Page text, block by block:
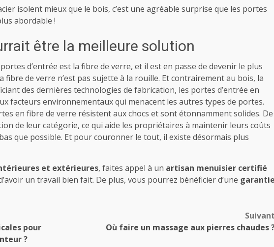
isolent mieux que le bois, c’est une agréable surprise que les portes
abordable !
être la meilleure solution
d’entrée est la fibre de verre, et il est en passe de devenir le plus
fibre de verre n’est pas sujette à la rouille. Et contrairement au bois, la
des dernières technologies de fabrication, les portes d’entrée en
facteurs environnementaux qui menacent les autres types de portes.
en fibre de verre résistent aux chocs et sont étonnamment solides. De
de leur catégorie, ce qui aide les propriétaires à maintenir leurs coûts
que possible. Et pour couronner le tout, il existe désormais plus
et extérieures, faites appel à un artisan menuisier certifié
un travail bien fait. De plus, vous pourrez bénéficier d’une
pour
?
Où faire un massage aux pierres chaudes